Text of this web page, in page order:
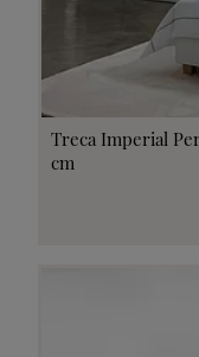
Treca Imperial
cm